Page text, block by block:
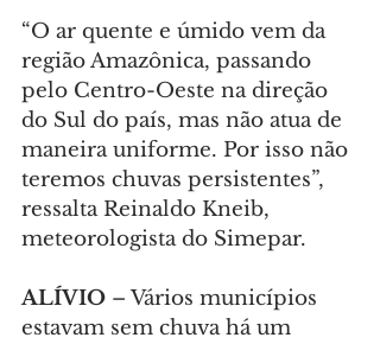
“O ar quente e úmido vem da
região Amazônica, passando
pelo Centro-Oeste na direção
do Sul do país, mas não atua de
maneira uniforme. Por isso não
teremos chuvas persistentes”,
ressalta Reinaldo Kneib,
meteorologista do Simepar.
ALÍVIO – Vários municípios
estavam sem chuva há um